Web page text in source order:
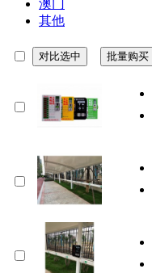
澳门
其他